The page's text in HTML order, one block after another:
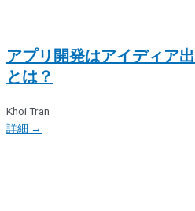
アプリ開発はアイディア
とは？
Khoi Tran
詳細 →